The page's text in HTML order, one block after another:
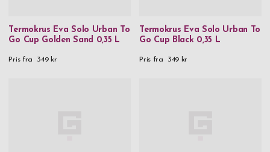
Termokrus Eva Solo Urban To
Go Cup Golden Sand 0,35 L
Pris fra 349 kr
Termokrus Eva Solo Urban To
Go Cup Black 0,35 L
Pris fra 349 kr